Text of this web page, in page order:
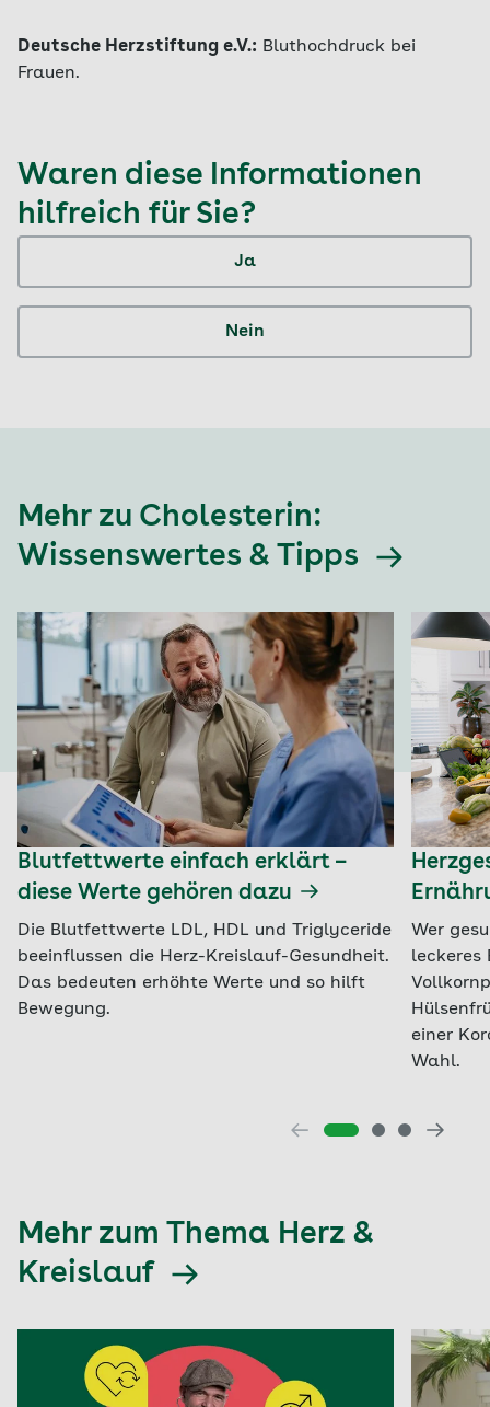
Deutsche Herzstiftung e.V.: Bluthochdruck bei
Frauen.
Waren diese Informationen
hilfreich für Sie?
Ja
Nein
Mehr zu Cholesterin:
Wissenswertes & Tipps
Blutfettwerte einfach erklärt –
diese Werte gehören dazu
Die Blutfettwerte LDL, HDL und Triglyceride
beeinflussen die Herz-Kreislauf-Gesundheit.
Das bedeuten erhöhte Werte und so hilft
Bewegung.
Wer
leckeres
einer
Wahl.
Mehr zum Thema Herz &
Kreislauf